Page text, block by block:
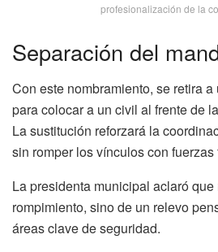
profesionalización de la
Separación del
Con este nombramiento, se retira
para colocar a un civil al frente de
La sustitución reforzará la
sin romper los vínculos con fuerzas
La presidenta municipal aclaró que
rompimiento, sino de un relevo
áreas clave de seguridad.